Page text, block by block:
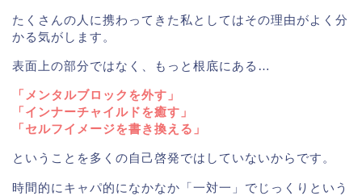
たくさんの人に携わってきた私としてはその理由がよく分
かる気がします。
表面上の部分ではなく、もっと根底にある…
「メンタルブロックを外す」
「インナーチャイルドを癒す」
「セルフイメージを書き換える」
ということを多くの自己啓発ではしていないからです。
時間的にキャパ的になかなか「一対一」でじっくりという